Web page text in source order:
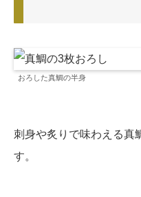
おろした真鯛の半身
刺身や炙りで味わえる真
す。